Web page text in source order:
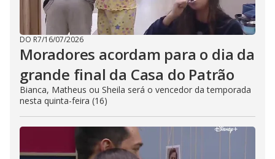
DO R7/16/07/2026
Moradores acordam para o dia da
grande final da Casa do Patrão
Bianca, Matheus ou Sheila será o vencedor da temporada
nesta quinta-feira (16)